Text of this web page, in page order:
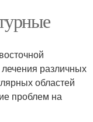
различных
областей
проблем на